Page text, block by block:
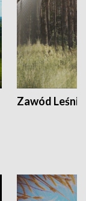
Zawód Leśnik